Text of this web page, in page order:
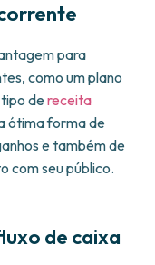
para
como um plano
dereceita
ótima forma de
e também de
com seu público.
de caixa